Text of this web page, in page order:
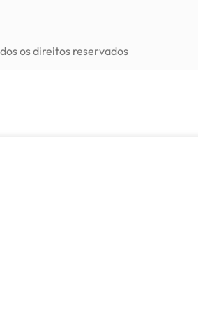
os direitos reservados